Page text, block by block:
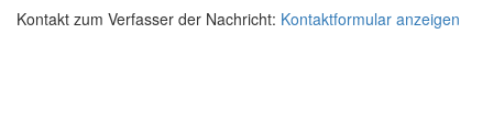
Kontakt zum Verfasser der Nachricht: Kontaktformular anzeigen